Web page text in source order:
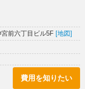
物。mottoさんが、｢本
らこちらにも、本物の素
しい自然光が差し込み、
、心地よさのある空間に
前六丁目ビル5F [地図]
費用を知りたい